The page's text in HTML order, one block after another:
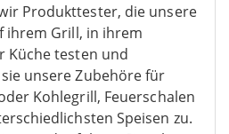
Produkttester, die unsere
ihrem Grill, in ihrem
Küche testen und
unsere Zubehöre für
Kohlegrill, Feuerschalen
Speisen zu.